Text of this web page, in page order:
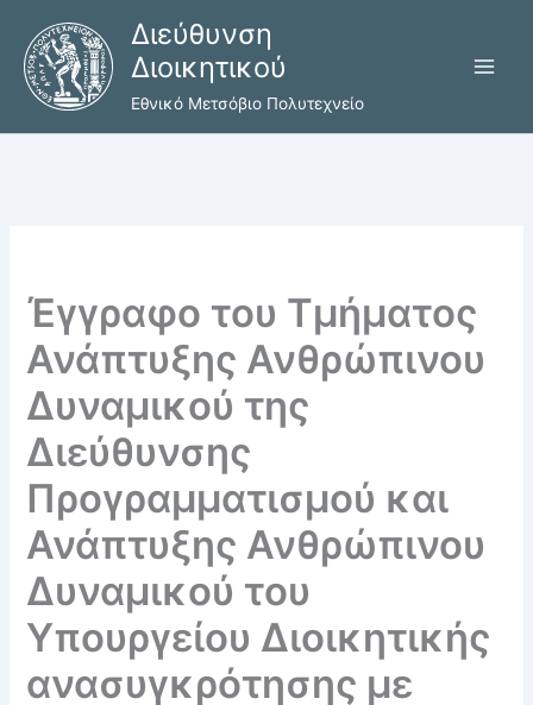
περιεχόμενο
Διεύθυνση
Διοικητικού
Εθνικό Μετσόβιο Πολυτεχνείο
Έγγραφο του Τμήματος
Ανάπτυξης Ανθρώπινου
Δυναμικού της
Διεύθυνσης
Προγραμματισμού και
Ανάπτυξης Ανθρώπινου
Δυναμικού του
Υπουργείου Διοικητικής
ανασυγκρότησης με